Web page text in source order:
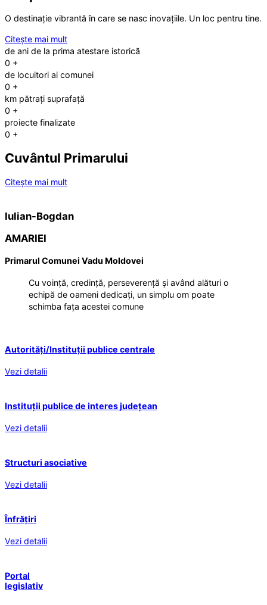
O destinație vibrantă în care se nasc inovațiile. Un loc pentru tine.
Citește mai mult
de ani de la prima atestare istorică
0 +
de locuitori ai comunei
0 +
km pătrați suprafață
0 +
proiecte finalizate
0 +
Cuvântul Primarului
Citește mai mult
Iulian-Bogdan
AMARIEI
Primarul Comunei Vadu Moldovei
Cu voință, credință, perseverență și având alături o
echipă de oameni dedicați, un simplu om poate
schimba fața acestei comune
Autorități/Instituții publice centrale
Vezi detalii
Instituții publice de interes județean
Vezi detalii
Structuri asociative
Vezi detalii
Înfrățiri
Vezi detalii
Portal
legislativ